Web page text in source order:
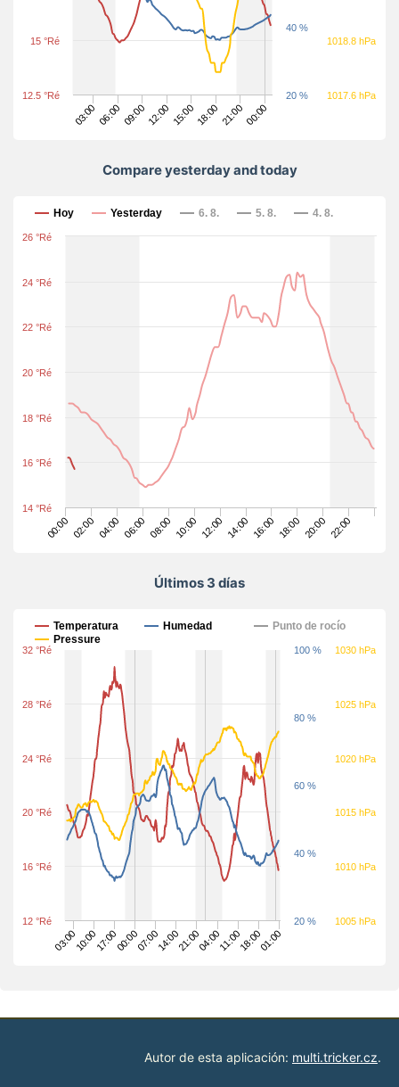
06:00 12:00 18:00 00:00
03:00 09:00 15:00 21:00
12.5 °Ré
15 °Ré
40 %
20 % 1017.6 hPa
1018.8 hPa
Compare yesterday and today
Compare yesterday and today
Hoy Yesterday 6. 8. 5. 8. 4. 8.
00:00 02:00 04:00 06:00 08:00 10:00 12:00 14:00 16:00 18:00 20:00 22:00
14 °Ré
16 °Ré
18 °Ré
20 °Ré
22 °Ré
24 °Ré
26 °Ré
Últimos 3 días
Últimos 3 días
Temperatura Humedad
Punto de rocío
Pressure
00:00 04:00
03:0010:0017:00 07:0014:0021:00 11:0018:0001:00
12 °Ré
16 °Ré
20 °Ré
24 °Ré
28 °Ré
32 °Ré
20 %
40 %
60 %
80 %
100 %
1005 hPa
1010 hPa
1015 hPa
1020 hPa
1025 hPa
1030 hPa
Autor de esta aplicación: multi.tricker.cz.